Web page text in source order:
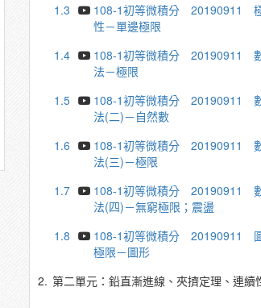
1.3
108-1初等微積分 20190911
性－單邊極限
1.4
108-1初等微積分 20190911
法－極限
1.5
108-1初等微積分 20190911
法(二)－自然數
1.6
108-1初等微積分 20190911
法(三)－極限
1.7
108-1初等微積分 20190911
法(四)－無窮極限；震盪
1.8
108-1初等微積分 20190911
極限－圖形
2. 第二單元：鉛直漸進線、夾擠定理、連續